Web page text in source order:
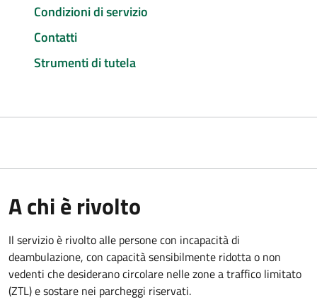
Condizioni di servizio
Contatti
Strumenti di tutela
A chi è rivolto
Il servizio è rivolto alle persone con incapacità di
deambulazione, con capacità sensibilmente ridotta o non
vedenti che desiderano circolare nelle zone a traffico limitato
(ZTL) e sostare nei parcheggi riservati.